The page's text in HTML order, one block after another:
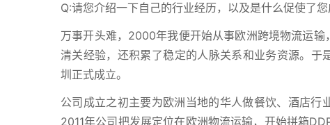
Q:请您介绍一下自己的行业经历，以及是什么促使了您
万事开头难，2000年我便开始从事欧洲跨境物流运
清关经验，还积累了稳定的人脉关系和业务资源。
圳正式成立。
公司成立之初主要为欧洲当地的华人做餐饮、酒店行
2011年公司把发展定位在欧洲物流运输，开始拼箱